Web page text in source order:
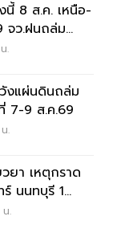
นี้ 8 ส.ค. เหนือ-
จว.ฝนถล่ม
.
วังแผ่นดินถล่ม
7-9 ส.ค.69
.
วยา เหตุกราด
ร์ นนทบุรี 1
.